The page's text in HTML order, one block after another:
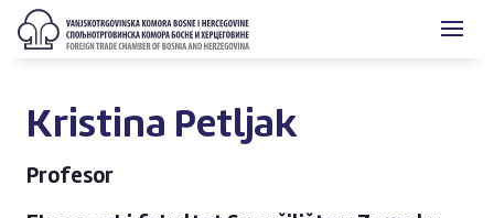
Kristina Petljak
Profesor